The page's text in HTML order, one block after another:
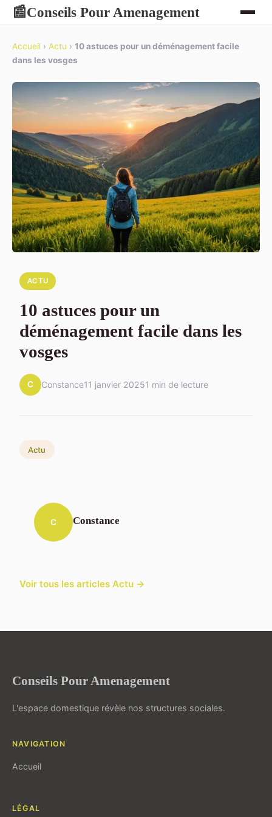
📰Conseils Pour Amenagement
Accueil › Actu › 10 astuces pour un déménagement facile
dans les vosges
ACTU
10 astuces pour un
déménagement facile dans les
vosges
C Constance11 janvier 20251 min de lecture
Actu
C Constance
Voir tous les articles Actu →
Conseils Pour Amenagement
L'espace domestique révèle nos structures sociales.
NAVIGATION
Accueil
LÉGAL